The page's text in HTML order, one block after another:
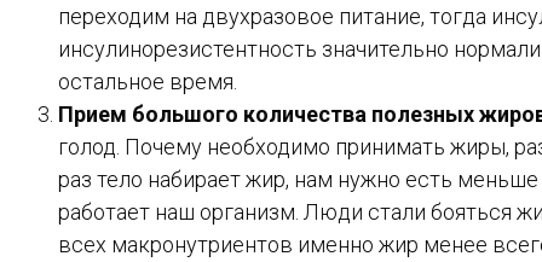
переходим на двухразовое питание, тогда
инсулинорезистентность значительно
остальное время.
Прием большого количества полезных
голод. Почему необходимо принимать жиры,
раз тело набирает жир, нам нужно есть
работает наш организм. Люди стали бояться
всех макронутриентов именно жир менее